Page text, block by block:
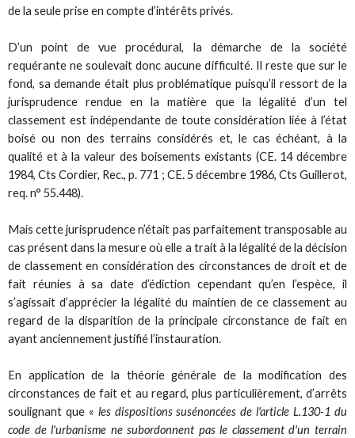
de la seule prise en compte d’intérêts privés.
D’un point de vue procédural, la démarche de la société
requérante ne soulevait donc aucune difficulté. Il reste que sur le
fond, sa demande était plus problématique puisqu’il ressort de la
jurisprudence rendue en la matière que la légalité d’un tel
classement est indépendante de toute considération liée à l’état
boisé ou non des terrains considérés et, le cas échéant, à la
qualité et à la valeur des boisements existants (CE. 14 décembre
1984, Cts Cordier, Rec., p. 771 ; CE. 5 décembre 1986, Cts Guillerot,
req. n° 55.448).
Mais cette jurisprudence n’était pas parfaitement transposable au
cas présent dans la mesure où elle a trait à la légalité de la décision
de classement en considération des circonstances de droit et de
fait réunies à sa date d’édiction cependant qu’en l’espèce, il
s’agissait d’apprécier la légalité du maintien de ce classement au
regard de la disparition de la principale circonstance de fait en
ayant anciennement justifié l’instauration.
En application de la théorie générale de la modification des
circonstances de fait et au regard, plus particulièrement, d’arrêts
soulignant que « les dispositions susénoncées de l'article L.130-1 du
code de l'urbanisme ne subordonnent pas le classement d'un terrain